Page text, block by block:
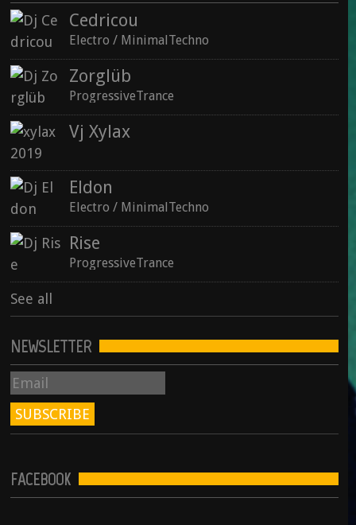
See all
Cedricou
Electro / MinimalTechno
Zorglüb
ProgressiveTrance
Vj Xylax
Eldon
Electro / MinimalTechno
Rise
ProgressiveTrance
See all
NEWSLETTER
FACEBOOK